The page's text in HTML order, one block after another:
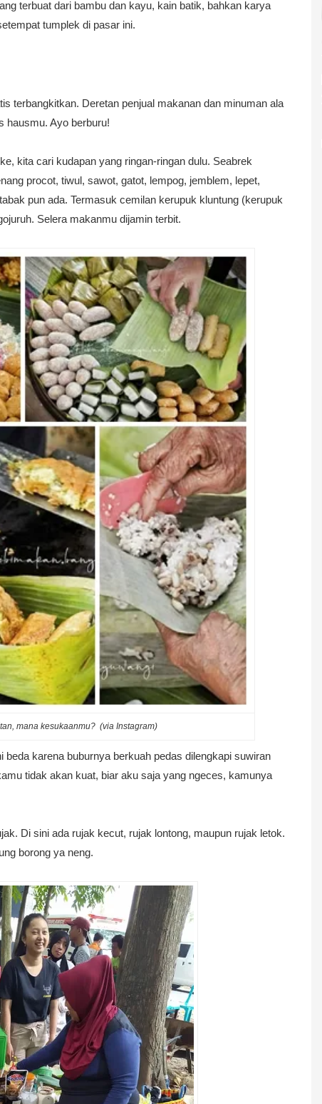
terbuat dari bambu dan kayu, kain batik, bahkan karya
tumplek di pasar ini.
terbangkitkan. Deretan penjual makanan dan minuman ala
hausmu. Ayo berburu!
kita cari kudapan yang ringan-ringan dulu. Seabrek
procot, tiwul, sawot, gatot, lempog, jemblem, lepet,
pun ada. Termasuk cemilan kerupuk kluntung (kerupuk
Selera makanmu dijamin terbit.
mana kesukaanmu? (via Instagram)
karena buburnya berkuah pedas dilengkapi suwiran
tidak akan kuat, biar aku saja yang ngeces, kamunya
Di sini ada rujak kecut, rujak lontong, maupun rujak letok.
borong ya neng.